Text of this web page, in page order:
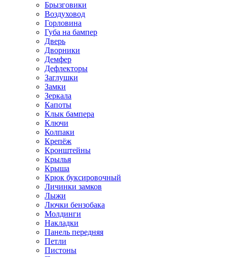
Брызговики
Воздуховод
Горловина
Губа на бампер
Дверь
Дворники
Демфер
Дефлекторы
Заглушки
Замки
Зеркала
Капоты
Клык бампера
Ключи
Колпаки
Крепёж
Кронштейны
Крылья
Крыша
Крюк буксировочный
Личинки замков
Лыжи
Лючки бензобака
Молдинги
Накладки
Панель передняя
Петли
Пистоны